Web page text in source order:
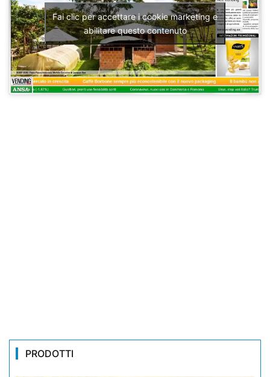
Fai clic per accettare i cookie marketing e
abilitare questo contenuto
PRODOTTI